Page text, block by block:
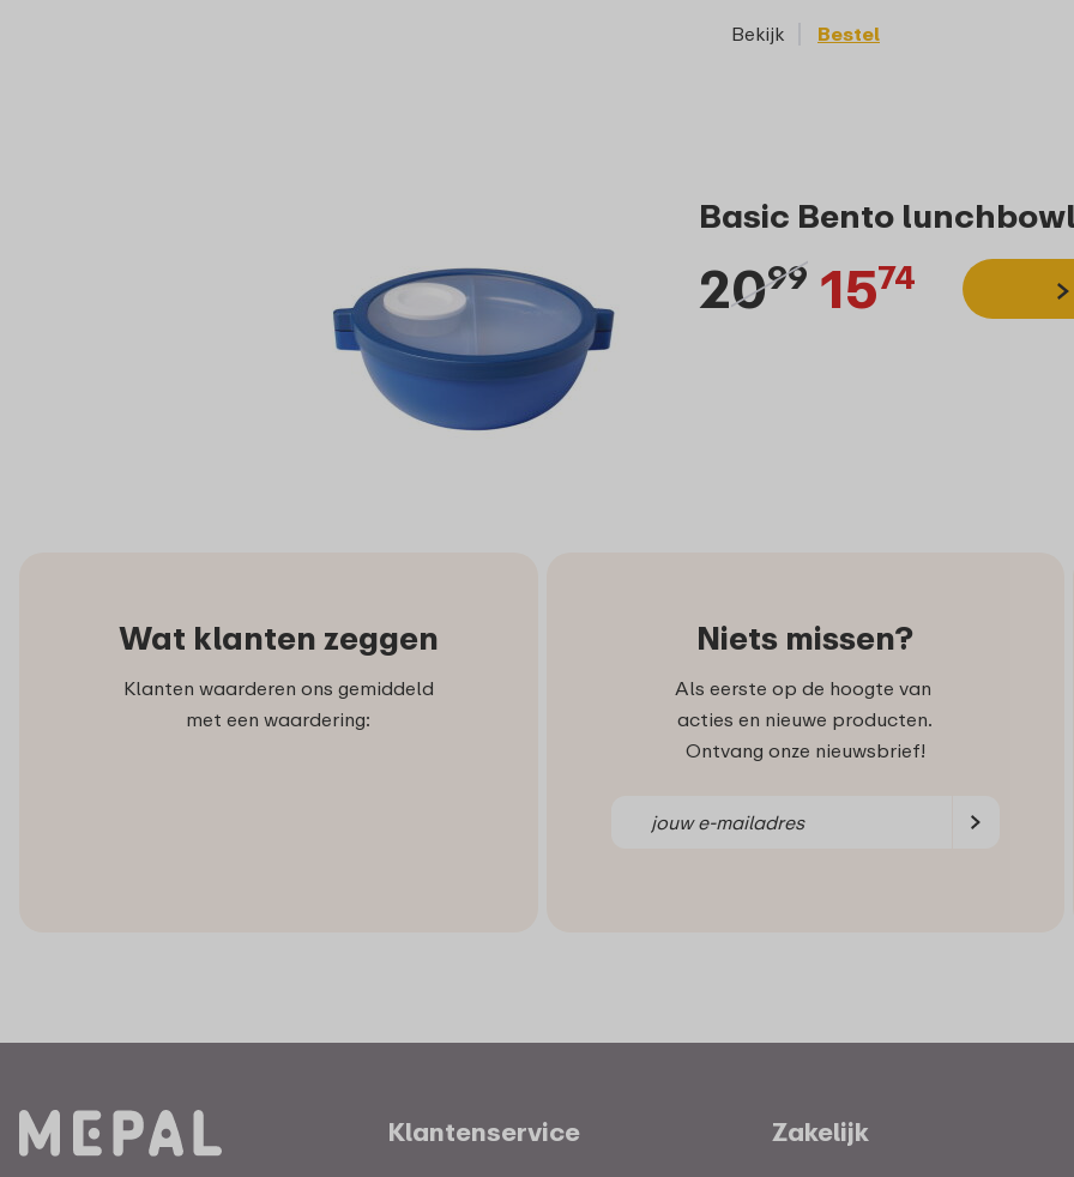
Bekijk Bestel
Basic Bento
2099 1574
Wat klanten zeggen
Klanten waarderen ons gemiddeld
met een waardering:
Niets missen?
Als eerste op de hoogte van
acties en nieuwe producten.
Ontvang onze nieuwsbrief!
Klantenservice Zakelijk